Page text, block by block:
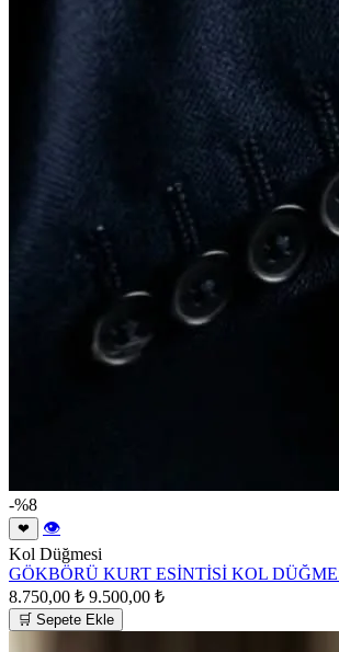
-%8
❤
👁
Kol Düğmesi
GÖKBÖRÜ KURT ESİNTİSİ KOL
8.750,00 ₺ 9.500,00 ₺
🛒 Sepete Ekle